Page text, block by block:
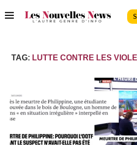
TAG: LUTTE CONTRE LES